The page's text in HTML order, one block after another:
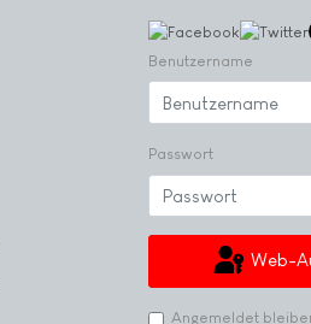
Benutzername
Passwort
Web-
Angemeldet